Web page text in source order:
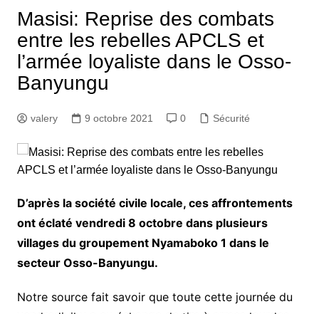
Masisi: Reprise des combats
entre les rebelles APCLS et
l’armée loyaliste dans le Osso-
Banyungu
valery 9 octobre 2021 0 Sécurité
D’après la société civile locale, ces affrontements
ont éclaté vendredi 8 octobre dans plusieurs
villages du groupement Nyamaboko 1 dans le
secteur Osso-Banyungu.
Notre source fait savoir que toute cette journée du